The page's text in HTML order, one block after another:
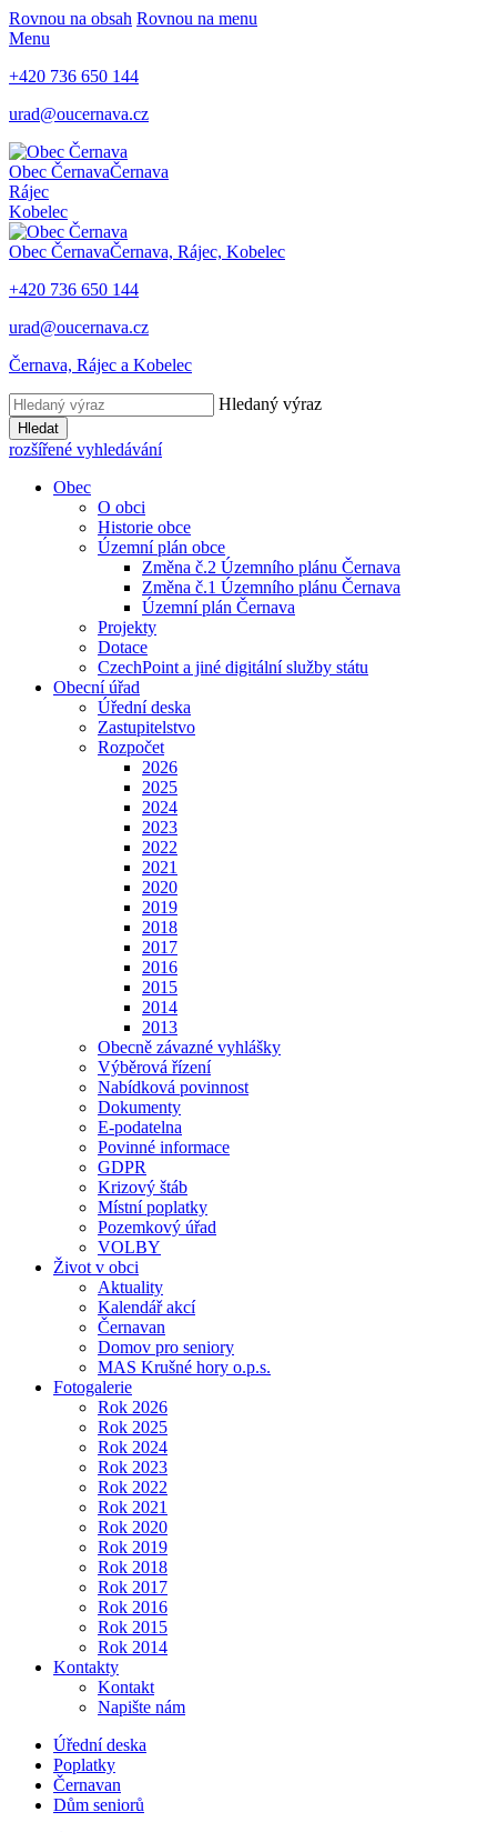
Rovnou na obsah Rovnou na menu
Menu
+420 736 650 144
urad@oucernava.cz
Obec ČernavaČernava
Rájec
Kobelec
Obec ČernavaČernava, Rájec, Kobelec
+420 736 650 144
urad@oucernava.cz
Černava, Rájec a Kobelec
Hledaný výraz
Hledat
rozšířené vyhledávání
Obec
O obci
Historie obce
Územní plán obce
Změna č.2 Územního plánu Černava
Změna č.1 Územního plánu Černava
Územní plán Černava
Projekty
Dotace
CzechPoint a jiné digitální služby státu
Obecní úřad
Úřední deska
Zastupitelstvo
Rozpočet
2026
2025
2024
2023
2022
2021
2020
2019
2018
2017
2016
2015
2014
2013
Obecně závazné vyhlášky
Výběrová řízení
Nabídková povinnost
Dokumenty
E-podatelna
Povinné informace
GDPR
Krizový štáb
Místní poplatky
Pozemkový úřad
VOLBY
Život v obci
Aktuality
Kalendář akcí
Černavan
Domov pro seniory
MAS Krušné hory o.p.s.
Fotogalerie
Rok 2026
Rok 2025
Rok 2024
Rok 2023
Rok 2022
Rok 2021
Rok 2020
Rok 2019
Rok 2018
Rok 2017
Rok 2016
Rok 2015
Rok 2014
Kontakty
Kontakt
Napište nám
Úřední deska
Poplatky
Černavan
Dům seniorů